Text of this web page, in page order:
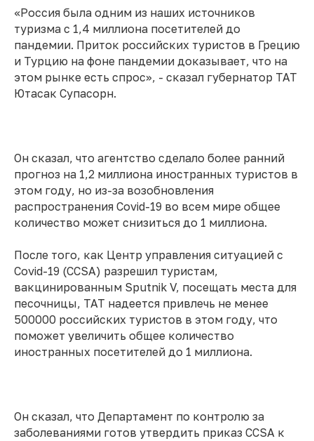
«Россия была одним из наших источников
туризма с 1,4 миллиона посетителей до
пандемии. Приток российских туристов в Грецию
и Турцию на фоне пандемии доказывает, что на
этом рынке есть спрос», - сказал губернатор TAT
Ютасак Супасорн.
Он сказал, что агентство сделало более ранний
прогноз на 1,2 миллиона иностранных туристов в
этом году, но из-за возобновления
распространения Covid-19 во всем мире общее
количество может снизиться до 1 миллиона.
После того, как Центр управления ситуацией с
Covid-19 (CCSA) разрешил туристам,
вакцинированным Sputnik V, посещать места для
песочницы, TAT надеется привлечь не менее
500000 российских туристов в этом году, что
поможет увеличить общее количество
иностранных посетителей до 1 миллиона.
Он сказал, что Департамент по контролю за
заболеваниями готов утвердить приказ CCSA к